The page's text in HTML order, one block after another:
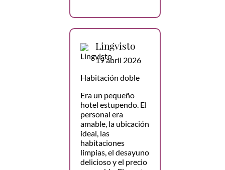
Lingvisto
19 abril 2026
Habitación doble
Era un pequeño
hotel estupendo. El
personal era
amable, la ubicación
ideal, las
habitaciones
limpias, el desayuno
delicioso y el precio